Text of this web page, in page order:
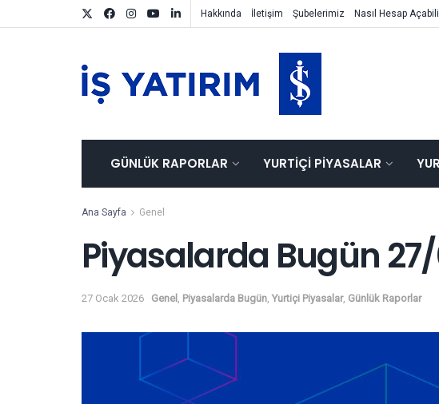
Hakkında İletişim Şubelerimiz Nasıl Hesap
GÜNLÜK RAPORLAR YURTIÇI PIYASALAR
Ana Sayfa Genel
Piyasalarda Bugün
27 Ocak 2026 Genel Piyasalarda Bugün Yurtiçi Piyasalar, Günlük Raporlar